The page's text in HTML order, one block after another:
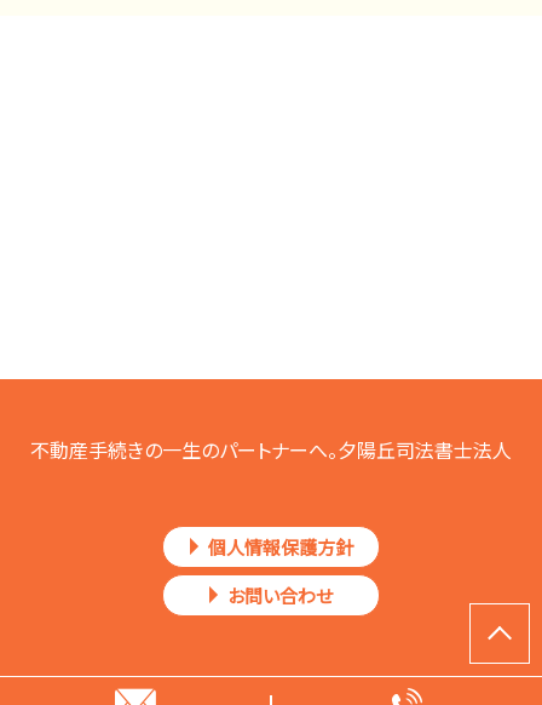
不動産手続きの一生のパートナーへ。夕陽丘司法書士法人
個人情報保護方針
お問い合わせ